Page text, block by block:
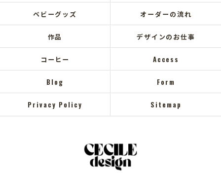
ベビーグッズ オーダーの流れ
作品 デザインのお仕事
コーヒー Access
Blog Form
Privacy Policy Sitemap